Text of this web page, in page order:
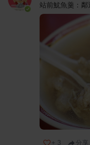
站前魷魚羹：
+ 3 分享